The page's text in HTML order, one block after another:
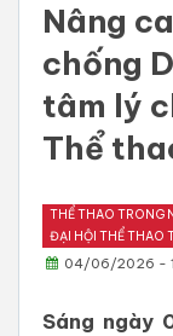
Nâng
chống
tâm lý
Thể
THỂ THAO TRONG
ĐẠI HỘI THỂ THAO
04/06/2026 -
Sáng ngày